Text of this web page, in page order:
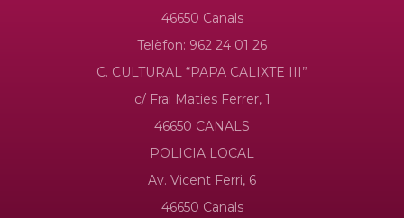
46650 Canals
Telèfon: 962 24 01 26
C. CULTURAL “PAPA CALIXTE III”
c/ Frai Maties Ferrer, 1
46650 CANALS
POLICIA LOCAL
Av. Vicent Ferri, 6
46650 Canals